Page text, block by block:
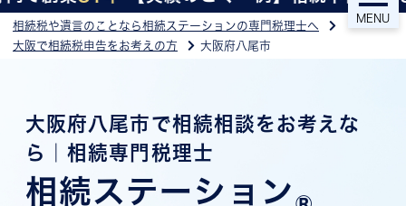
MENU
相続税や遺言のことなら相続ステーションの専門税理士へ
大阪で相続税申告をお考えの方
大阪府八尾市
大阪府八尾市で相続相談をお考えな
ら｜相続専門税理士
相続ステーション